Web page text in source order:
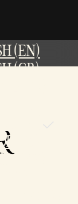
(EN)
(GB)
(ES)
(MX)